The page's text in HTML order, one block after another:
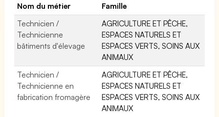
Nom du métier
Famille
Technicien /
Technicienne
bâtiments d'élevage
AGRICULTURE ET PÊCHE,
ESPACES NATURELS ET
ESPACES VERTS, SOINS AUX
ANIMAUX
Technicien /
Technicienne en
fabrication fromagère
AGRICULTURE ET PÊCHE,
ESPACES NATURELS ET
ESPACES VERTS, SOINS AUX
ANIMAUX